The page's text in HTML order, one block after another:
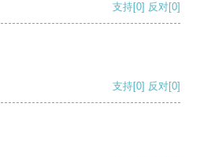
支持[0] 反对[0]
支持[0] 反对[0]